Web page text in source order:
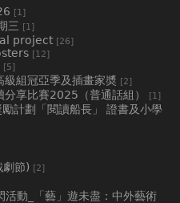
[1]
三 [1]
project [26]
[12]
[5]
組冠亞季及插畫家奬 [2]
享比賽2025（普通話組） [1]
計劃「閱讀船長」 證書及小學
節) [2]
動_「藝」遊未盡：中外藝術